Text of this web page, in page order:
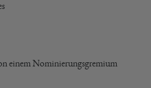
einem Nominierungsgremium